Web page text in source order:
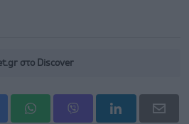
στο Discover